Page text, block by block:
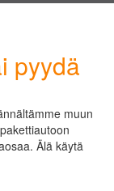
pyydä
muun
Älä käytä